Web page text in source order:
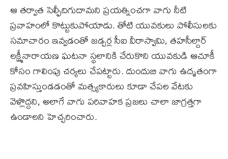
ఆ తర్వాత సెల్ఫీదిగుదామని ప్రయత్నించగా వాగు నీటి
ప్రవాహంలో కొట్టుకుపోయాడు. తోటి యువకులు పోలీసులకు
సమాచారం ఇవ్వడంతో జడ్చర్ల సీఐ వీరాస్వామి, తహసీల్దార్‌
లక్ష్మీనారాయణ ఘటనా స్థలానికి చేరుకొని యువకుడి ఆచూకీ
కోసం గాలింపు చర్యలు చేపట్టారు. దుందుబి వాగు ఉదృతంగా
ప్రవహిస్తుండడంతో మత్స్యకారులు కూడా చేపల వేటకు
వెళ్లొద్దని, అలాగే వాగు పరివాహక ప్రజలు చాలా జాగ్రత్తగా
ఉండాలని హెచ్చరించారు.